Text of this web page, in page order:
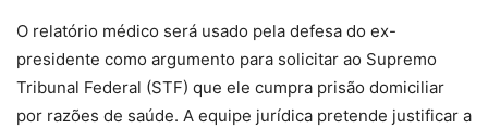
O relatório médico será usado pela defesa do ex-
presidente como argumento para solicitar ao Supremo
Tribunal Federal (STF) que ele cumpra prisão domiciliar
por razões de saúde. A equipe jurídica pretende justificar a